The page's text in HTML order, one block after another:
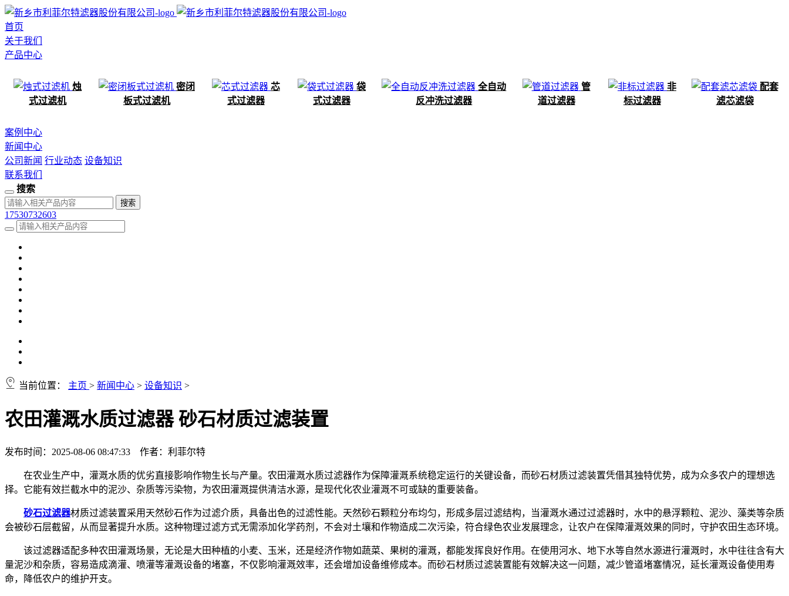
首页
关于我们
产品中心
烛
式过滤机
密闭
板式过滤机
芯
式过滤器
袋
式过滤器
全自动
反冲洗过滤器
管
道过滤器
非
标过滤器
配套
滤芯滤袋
案例中心
新闻中心
公司新闻 行业动态 设备知识
联系我们
搜索
17530732603
当前位置： 主页 > 新闻中心 > 设备知识 >
农田灌溉水质过滤器 砂石材质过滤装置
发布时间：2025-08-06 08:47:33 作者：利菲尔特
在农业生产中，灌溉水质的优劣直接影响作物生长与产量。农田灌溉水质过滤器作为保障灌溉系统稳定运行的关键设备，而砂石材质过滤装置凭借其独特优势，成为众多农户的理想选
择。它能有效拦截水中的泥沙、杂质等污染物，为农田灌溉提供清洁水源，是现代化农业灌溉不可或缺的重要装备。
砂石过滤器材质过滤装置采用天然砂石作为过滤介质，具备出色的过滤性能。天然砂石颗粒分布均匀，形成多层过滤结构，当灌溉水通过过滤器时，水中的悬浮颗粒、泥沙、藻类等杂质
会被砂石层截留，从而显著提升水质。这种物理过滤方式无需添加化学药剂，不会对土壤和作物造成二次污染，符合绿色农业发展理念，让农户在保障灌溉效果的同时，守护农田生态环境。
该过滤器适配多种农田灌溉场景，无论是大田种植的小麦、玉米，还是经济作物如蔬菜、果树的灌溉，都能发挥良好作用。在使用河水、地下水等自然水源进行灌溉时，水中往往含有大
量泥沙和杂质，容易造成滴灌、喷灌等灌溉设备的堵塞，不仅影响灌溉效率，还会增加设备维修成本。而砂石材质过滤装置能有效解决这一问题，减少管道堵塞情况，延长灌溉设备使用寿
命，降低农户的维护开支。